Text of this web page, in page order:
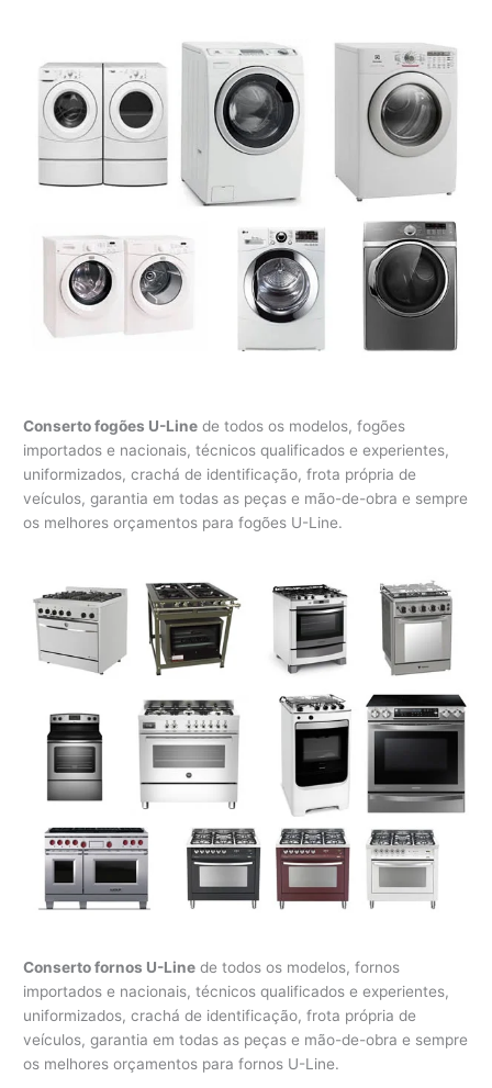
Conserto fogões U-Line de todos os modelos, fogões
importados e nacionais, técnicos qualificados e experientes,
uniformizados, crachá de identificação, frota própria de
veículos, garantia em todas as peças e mão-de-obra e sempre
os melhores orçamentos para fogões U-Line.
Conserto fornos U-Line de todos os modelos, fornos
importados e nacionais, técnicos qualificados e experientes,
uniformizados, crachá de identificação, frota própria de
veículos, garantia em todas as peças e mão-de-obra e sempre
os melhores orçamentos para fornos U-Line.